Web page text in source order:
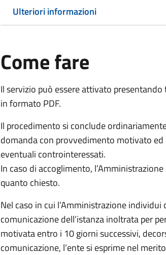
Ulteriori informazioni
Come fare
Il servizio può essere attivato
in formato PDF.
Il procedimento si conclude
domanda con provvedimento motivato
eventuali controinteressati.
In caso di accoglimento,
quanto chiesto.
Nel caso in cui l’Amministrazione
comunicazione dell’istanza inoltrata per
motivata entro i 10 giorni successivi,
comunicazione, l’ente si esprime nel